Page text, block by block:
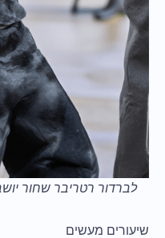
לברדור רטריבר שחור
שיעורים מעשים